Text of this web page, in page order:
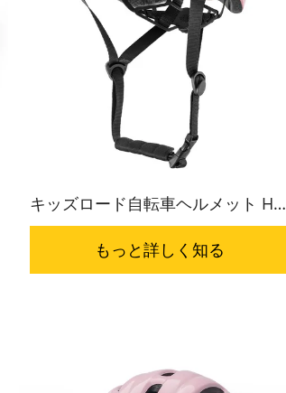
キッズロード自転車ヘルメット HC-
038
もっと詳しく知る